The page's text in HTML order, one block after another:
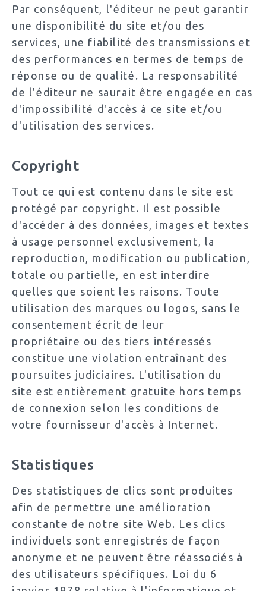
Par conséquent, l'éditeur ne peut garantir
une disponibilité du site et/ou des
services, une fiabilité des transmissions et
des performances en termes de temps de
réponse ou de qualité. La responsabilité
de l'éditeur ne saurait être engagée en cas
d'impossibilité d'accès à ce site et/ou
d'utilisation des services.
Copyright
Tout ce qui est contenu dans le site est
protégé par copyright. Il est possible
d'accéder à des données, images et textes
à usage personnel exclusivement, la
reproduction, modification ou publication,
totale ou partielle, en est interdire
quelles que soient les raisons. Toute
utilisation des marques ou logos, sans le
consentement écrit de leur
propriétaire ou des tiers intéressés
constitue une violation entraînant des
poursuites judiciaires. L'utilisation du
site est entièrement gratuite hors temps
de connexion selon les conditions de
votre fournisseur d'accès à Internet.
Statistiques
Des statistiques de clics sont produites
afin de permettre une amélioration
constante de notre site Web. Les clics
individuels sont enregistrés de façon
anonyme et ne peuvent être réassociés à
des utilisateurs spécifiques. Loi du 6